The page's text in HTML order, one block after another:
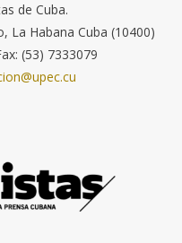
de Cuba.
La Habana Cuba (10400)
(53) 7333079